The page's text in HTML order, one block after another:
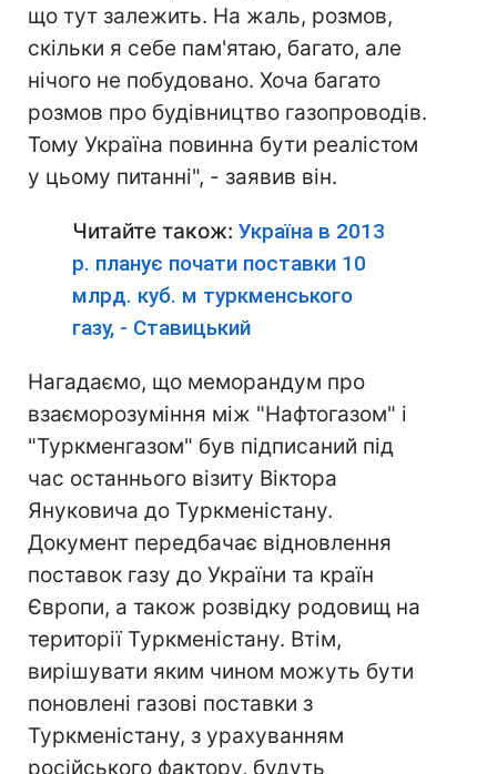
що тут залежить. На жаль, розмов,
скільки я себе пам'ятаю, багато, але
нічого не побудовано. Хоча багато
розмов про будівництво газопроводів.
Тому Україна повинна бути реалістом
у цьому питанні", - заявив він.
Читайте також: Україна в 2013
р. планує почати поставки 10
млрд. куб. м туркменського
газу, - Ставицький
Нагадаємо, що меморандум про
взаєморозуміння між "Нафтогазом" і
"Туркменгазом" був підписаний під
час останнього візиту Віктора
Януковича до Туркменістану.
Документ передбачає відновлення
поставок газу до України та країн
Європи, а також розвідку родовищ на
території Туркменістану. Втім,
вирішувати яким чином можуть бути
поновлені газові поставки з
Туркменістану, з урахуванням
російського фактору, будуть